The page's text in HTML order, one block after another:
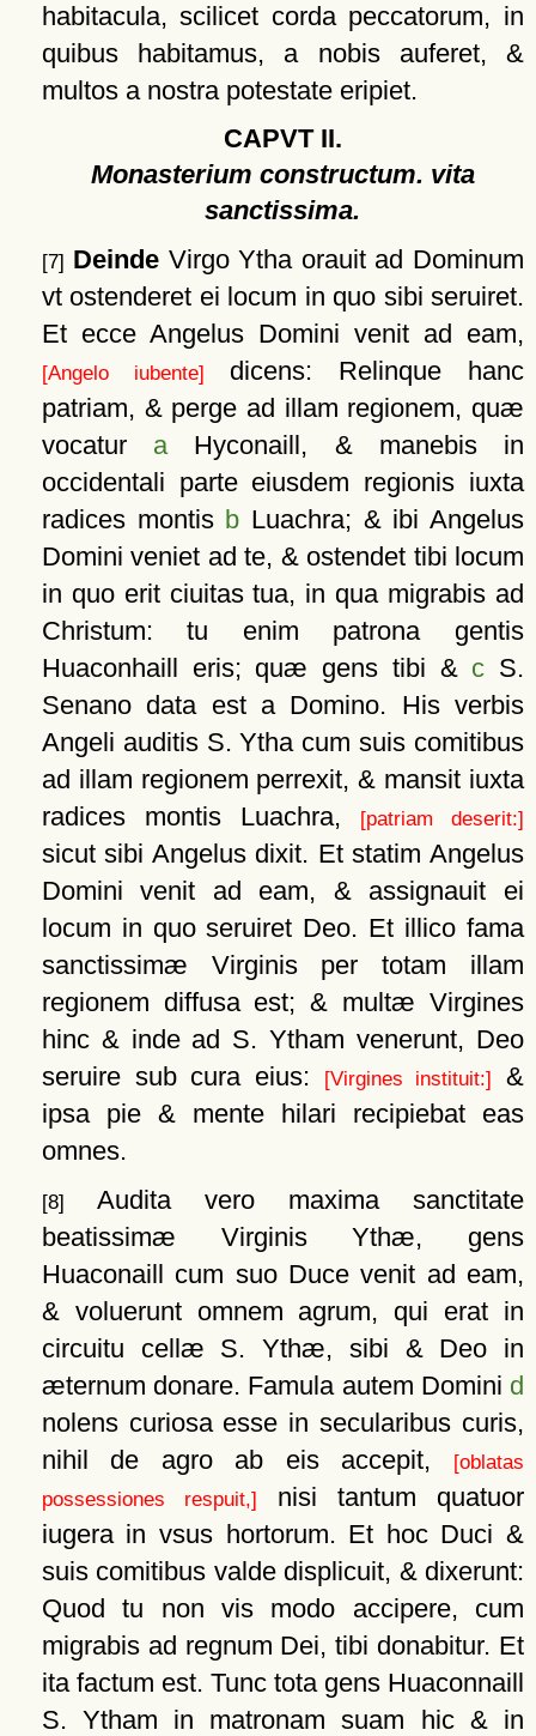
habitacula, scilicet corda peccatorum, in
quibus habitamus, a nobis auferet, &
multos a nostra potestate eripiet.
CAPVT II.
Monasterium constructum. vita
sanctissima.
[7] Deinde Virgo Ytha orauit ad Dominum
vt ostenderet ei locum in quo sibi seruiret.
Et ecce Angelus Domini venit ad eam,
[Angelo iubente]
dicens: Relinque hanc
patriam, & perge ad illam regionem, quæ
vocatur aHyconaill, & manebis in
occidentali parte eiusdem regionis iuxta
radices montis b Luachra; & ibi Angelus
Domini veniet ad te, & ostendet tibi locum
in quo erit ciuitas tua, in qua migrabis ad
Christum: tu enim patrona gentis
Huaconhaill eris; quæ gens tibi & c S.
Senano data est a Domino. His verbis
Angeli auditis S. Ytha cum suis comitibus
ad illam regionem perrexit, & mansit iuxta
radices montis Luachra,
[patriam deserit:]
sicut sibi Angelus dixit. Et statim Angelus
Domini venit ad eam, & assignauit ei
locum in quo seruiret Deo. Et illico fama
sanctissimæ Virginis per totam illam
regionem diffusa est; & multæ Virgines
hinc & inde ad S. Ytham venerunt, Deo
seruire sub cura eius:
[Virgines instituit:]
&
ipsa pie & mente hilari recipiebat eas
omnes.
[8]
Audita vero maxima sanctitate
beatissimæ Virginis Ythæ, gens
Huaconaill cum suo Duce venit ad eam,
& voluerunt omnem agrum, qui erat in
circuitu cellæ S. Ythæ, sibi & Deo in
æternum donare. Famula autem Domini d
nolens curiosa esse in secularibus curis,
nihil de agro ab eis accepit,
[oblatas
possessiones respuit,]
nisi tantum quatuor
iugera in vsus hortorum. Et hoc Duci &
suis comitibus valde displicuit, & dixerunt:
Quod tu non vis modo accipere, cum
migrabis ad regnum Dei, tibi donabitur. Et
ita factum est. Tunc tota gens Huaconnaill
S. Ytham in matronam suam hic & in